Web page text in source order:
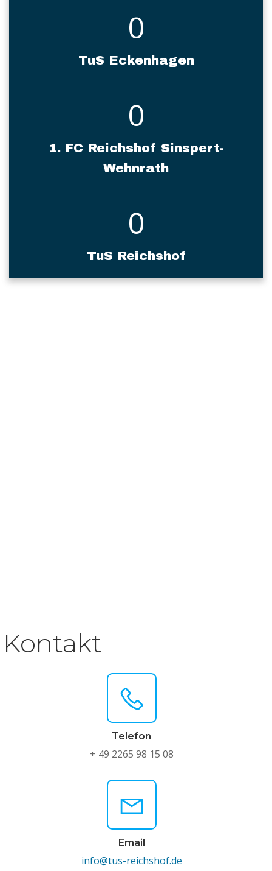
0
TuS Eckenhagen
0
1. FC Reichshof Sinspert-
Wehnrath
0
TuS Reichshof
Kontakt
Telefon
+ 49 2265 98 15 08
Email
info@tus-reichshof.de